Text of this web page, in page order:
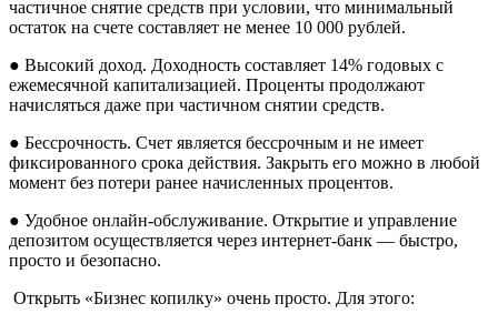
частичное снятие средств при условии, что минимальный
остаток на счете составляет не менее 10 000 рублей.
● Высокий доход. Доходность составляет 14% годовых с
ежемесячной капитализацией. Проценты продолжают
начисляться даже при частичном снятии средств.
● Бессрочность. Счет является бессрочным и не имеет
фиксированного срока действия. Закрыть его можно в любой
момент без потери ранее начисленных процентов.
● Удобное онлайн-обслуживание. Открытие и управление
депозитом осуществляется через интернет-банк — быстро,
просто и безопасно.
Открыть «Бизнес копилку» очень просто. Для этого: